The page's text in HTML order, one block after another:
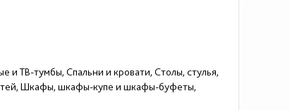
и ТВ-тумбы, Спальни и кровати, Столы, стулья,
Шкафы, шкафы-купе и шкафы-буфеты,